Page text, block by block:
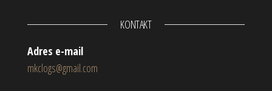
KONTAKT
Adres e-mail
mkclogs@gmail.com